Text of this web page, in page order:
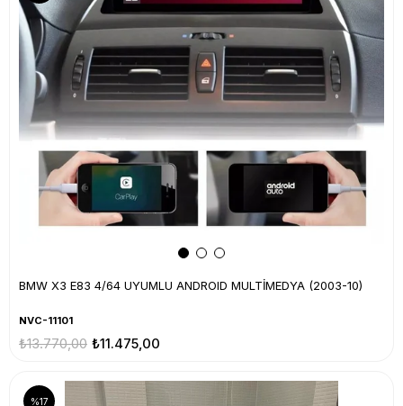
BMW X3 E83 4/64 UYUMLU ANDROID MULTİMEDYA (2003-10)
NVC-11101
₺11.475,00
₺13.770,00
%17